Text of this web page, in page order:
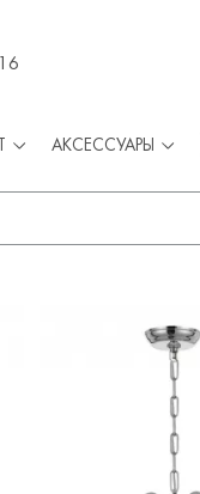
АКСЕССУАРЫ